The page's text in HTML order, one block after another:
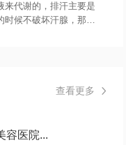
来代谢的，排汗主要是
候不破坏汗腺，那么
查看更多 
容医院...